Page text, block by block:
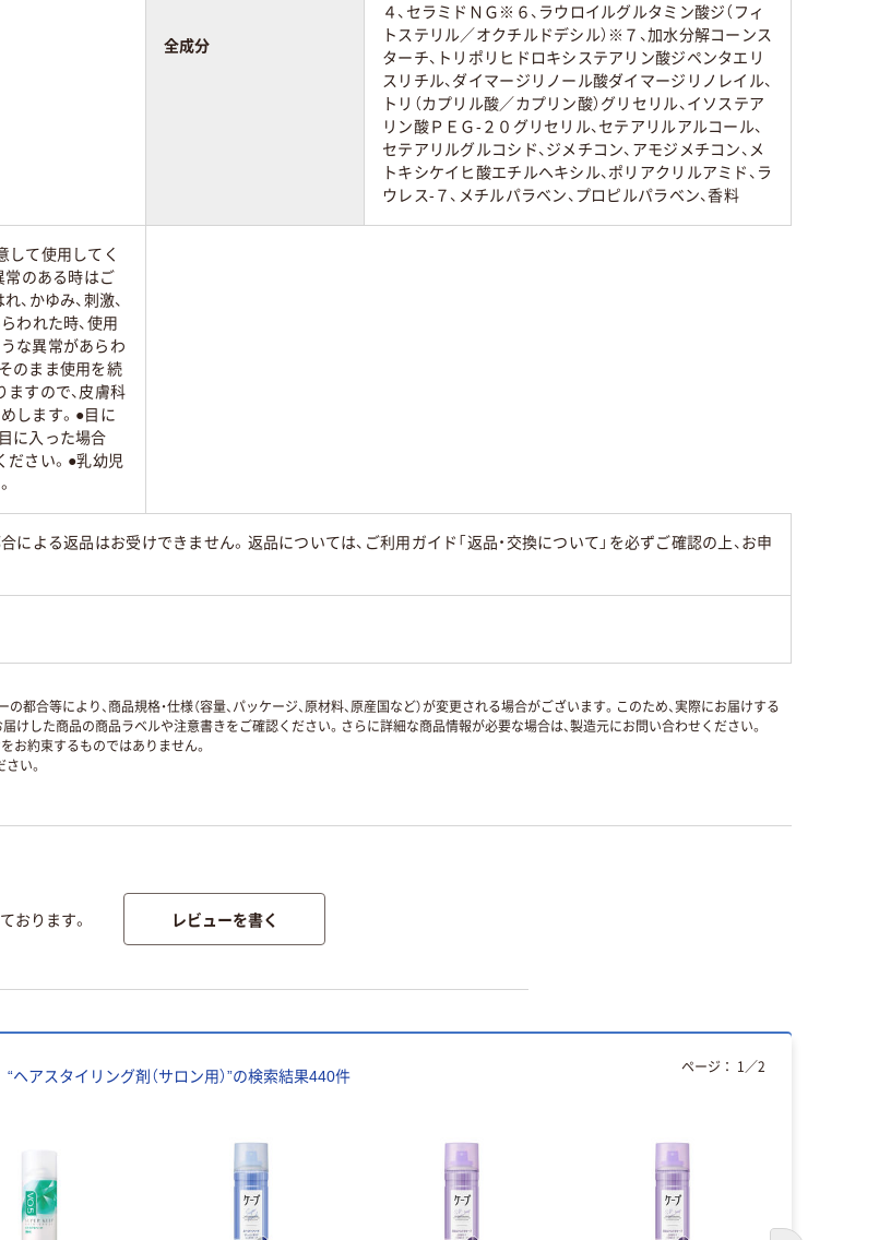
全成分
４、セラミドＮＧ※６、ラウロイルグルタミン酸ジ（フィ
トステリル／オクチルドデシル）※７、加水分解コーンス
ターチ、トリポリヒドロキシステアリン酸ジペンタエリ
スリチル、ダイマージリノール酸ダイマージリノレイル、
トリ（カプリル酸／カプリン酸）グリセリル、イソステア
リン酸ＰＥＧ-２０グリセリル、セテアリルアルコール、
セテアリルグルコシド、ジメチコン、アモジメチコン、メ
トキシケイヒ酸エチルヘキシル、ポリアクリルアミド、ラ
ウレス-７、メチルパラベン、プロピルパラベン、香料
して使用してく
常のある時はご
、かゆみ、刺激、
われた時、使用
な異常があらわ
のまま使用を続
ますので、皮膚科
します。●目に
に入った場合
ださい。●乳幼児
による返品はお受けできません。返品については、ご利用ガイド「返品・交換について」を必ずご確認の上、お申
合等により、商品規格・仕様（容量、パッケージ、原材料、原産国など）が変更される場合がございます。このため、実際にお届けする
した商品の商品ラベルや注意書きをご確認ください。さらに詳細な商品情報が必要な場合は、製造元にお問い合わせください。
お約束するものではありません。
い。
おります。 レビューを書く
“ヘアスタイリング剤（サロン用）”の検索結果440件
ページ： 1 ／2